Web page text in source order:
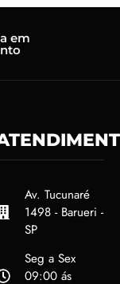
em
Av. Tucunaré
1498 - Barueri -
SP
Seg a Sex
09:00 ás